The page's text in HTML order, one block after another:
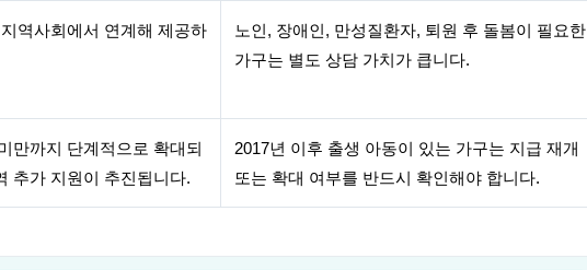
역사회에서 연계해 제공하
노인, 장애인, 만성질환자, 퇴원 후 돌봄이 필요한
가구는 별도 상담 가치가 큽니다.
만까지 단계적으로 확대되
추가 지원이 추진됩니다.
2017년 이후 출생 아동이 있는 가구는 지급 재개
또는 확대 여부를 반드시 확인해야 합니다.